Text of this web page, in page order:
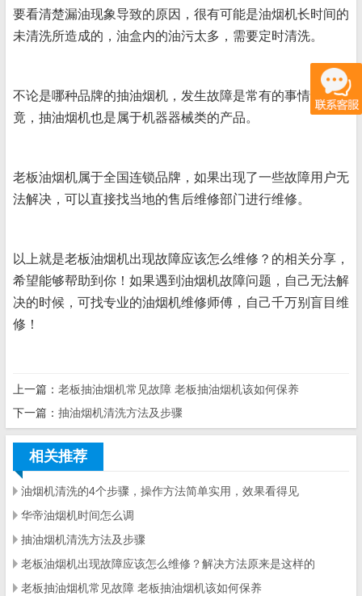
要看清楚漏油现象导致的原因，很有可能是油烟机长时间的
未清洗所造成的，油盒内的油污太多，需要定时清洗。
不论是哪种品牌的抽油烟机，发生故障是常有的事情，毕
竟，抽油烟机也是属于机器器械类的产品。
老板油烟机属于全国连锁品牌，如果出现了一些故障用户无
法解决，可以直接找当地的售后维修部门进行维修。
以上就是老板油烟机出现故障应该怎么维修？的相关分享，
希望能够帮助到你！如果遇到油烟机故障问题，自己无法解
决的时候，可找专业的油烟机维修师傅，自己千万别盲目维
修！
上一篇： 老板抽油烟机常见故障 老板抽油烟机该如何保养
下一篇： 抽油烟机清洗方法及步骤
相关推荐
油烟机清洗的4个步骤，操作方法简单实用，效果看得见
华帝油烟机时间怎么调
抽油烟机清洗方法及步骤
老板油烟机出现故障应该怎么维修？解决方法原来是这样的
老板抽油烟机常见故障 老板抽油烟机该如何保养